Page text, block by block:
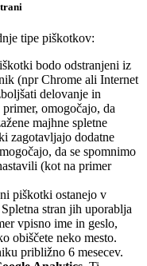
tipe piškotkov:
bodo odstranjeni iz
(npr Chrome ali Internet
delovanje in
omogočajo, da
majhne spletne
zagotavljajo dodatne
da se spomnimo
(kot na primer
piškotki ostanejo v
stran jih uporablja
vpisno ime in geslo,
obiščete neko mesto.
približno 6 mesecev.